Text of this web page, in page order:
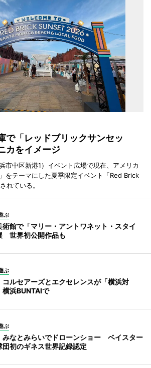
で「レッドブリックサンセッ
カをイメージ
市中区新港1）イベント広場で現在、アメリカ
をテーマにした夏季限定イベント「Red Brick
れている。
ぶ
術館で「マリー・アントワネット・スタイ
世界初公開作品も
ぶ
コルセアーズとエクセレンスが「横浜対
浜BUNTAIで
ぶ
みなとみらいでドローンショー ベイスター
団初のギネス世界記録認定